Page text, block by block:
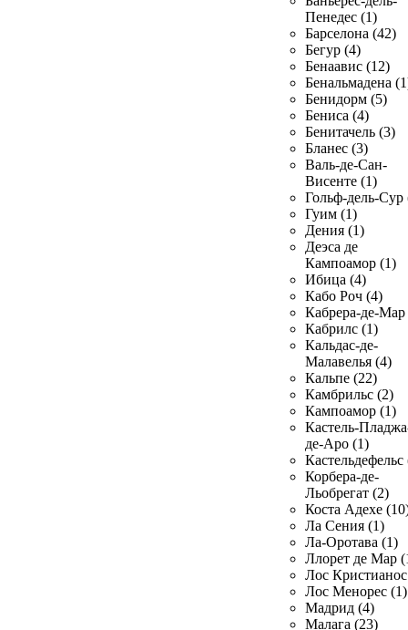
Пенедес (1)
Барселона (42)
Бегур (4)
Бенаавис (12)
Бенальмадена
Бенидорм (5)
Бениса (4)
Бенитачель (3)
Бланес (3)
Валь-де-Сан-
Висенте (1)
Гольф-дель-Сур
Гуим (1)
Дения (1)
Деэса де
Кампоамор (1)
Ибица (4)
Кабо Роч (4)
Кабрера-де-Мар
Кабрилс (1)
Кальдас-де-
Малавелья (4)
Кальпе (22)
Камбрильс (2)
Кампоамор (1)
Кастель-
де-Аро (1)
Кастельдефельс
Корбера-де-
Льобрегат (2)
Коста Адехе
Ла Сения (1)
Ла-Оротава (1)
Ллорет де Мар
Лос
Лос Менорес (1)
Мадрид (4)
Малага (23)